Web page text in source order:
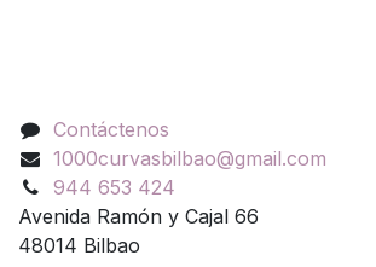
Contáctenos
1000curvasbilbao@gmail.com
944 653 424
Avenida Ramón y Cajal 66
48014 Bilbao